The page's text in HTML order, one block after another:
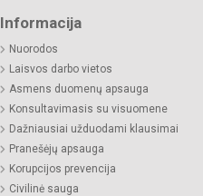
Informacija
Nuorodos
Laisvos darbo vietos
Asmens duomenų apsauga
Konsultavimasis su visuomene
Dažniausiai užduodami klausimai
Pranešėjų apsauga
Korupcijos prevencija
Civilinė sauga